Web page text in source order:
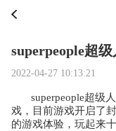
superpeople超
2022-04-27 10:13:21
superpeople超级人
戏，目前游戏开启了
的游戏体验，玩起来